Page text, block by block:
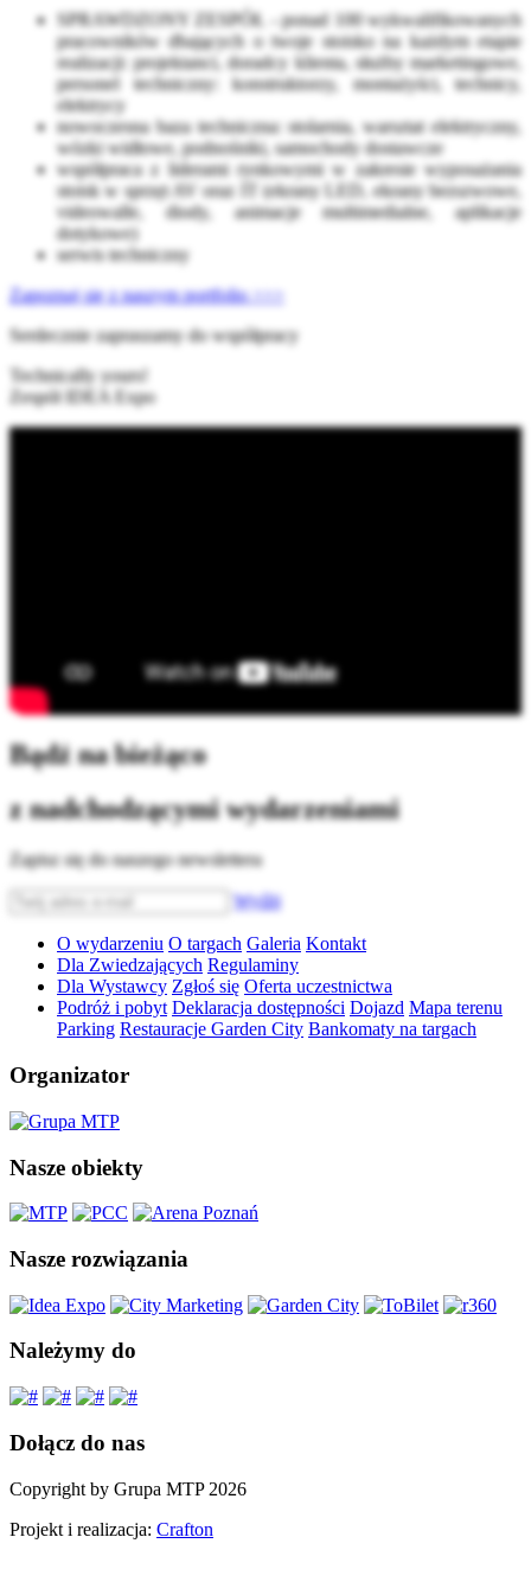
SPRAWDZONY ZESPÓŁ - ponad 100 wykwalifikowanych
pracowników dbających o twoje stoisko na każdym etapie
realizacji: projektanci, doradcy klienta, służby marketingowe,
personel techniczny: konstruktorzy, montażyści, technicy,
elektrycy
nowoczesna baza techniczna: stolarnia, warsztat elektryczny,
wózki widłowe, podnośniki, samochody dostawcze
współpraca z liderami rynkowymi w zakresie wyposażania
stoisk w sprzęt AV oraz IT (ekrany LED, ekrany bezszwowe,
videowalle, diody, animacje multimedialne, aplikacje
dotykowe)
serwis techniczny
Zapoznaj się z naszym portfolio >>>
Serdecznie zapraszamy do współpracy
Technically yours!
Zespół IDEA Expo
Bądź na bieżąco
z nadchodzącymi wydarzeniami
Zapisz się do naszego newslettera
Wyślij
O wydarzeniu O targach Galeria Kontakt
Dla Zwiedzających Regulaminy
Dla Wystawcy Zgłoś się Oferta uczestnictwa
Podróż i pobyt Deklaracja dostępności Dojazd Mapa terenu
Parking Restauracje Garden City Bankomaty na targach
Organizator
Nasze obiekty
Nasze rozwiązania
Należymy do
Dołącz do nas
Copyright by Grupa MTP 2026
Projekt i realizacja: Crafton